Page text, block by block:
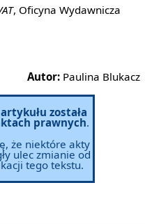
, Oficyna Wydawnicza
Autor: Paulina Blukacz
została
prawnych.
że niektóre akty
ulec zmianie od
tego tekstu.